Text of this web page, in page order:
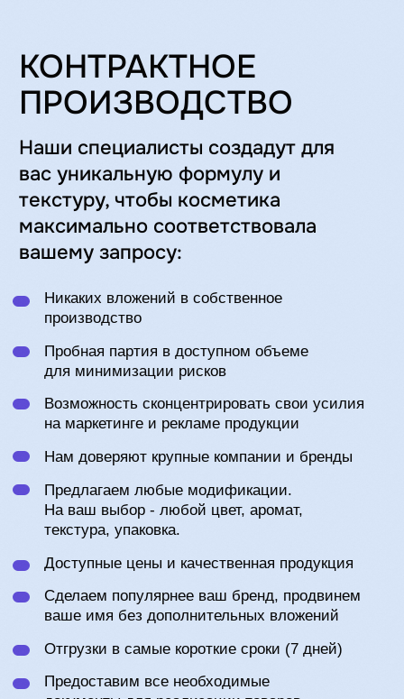
УСЛОВИЯ ПОКУПКИ
ПРЕИМУЩЕСТВА РЕАЛИЗАЦИИ
БРЕНДА «ANASTASI GALAN»
Линейка средств бренда
«Anastasi Galan» от 30 000 р.
Ценовой диапазон
ассортимента
Конкурентоспособные цены
и высокая оборачиваемость
Трендовое позиционирование,
с гарантированный результатом —
Стабильное качество,
бесперебойные поставки
Ежемесячное расширение
ассортимента
КОСМЕТИКИ
«ANASTASI GALAN»